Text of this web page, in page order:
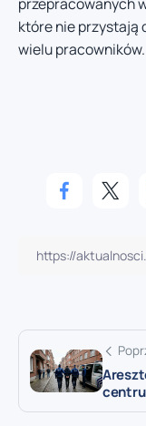
które nie przystają
wielu pracowników.